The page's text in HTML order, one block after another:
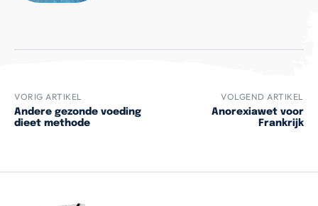
VORIG ARTIKEL
Andere gezonde voeding
dieet methode
VOLGEND ARTIKEL
Anorexiawet voor
Frankrijk